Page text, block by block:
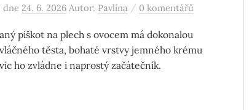
dne 24. 6. 2026 Autor: Pavlína / 0 komentářů
piškot na plech s ovocem má dokonalou
těsta, bohaté vrstvy jemného krému
ho zvládne i naprostý začátečník.